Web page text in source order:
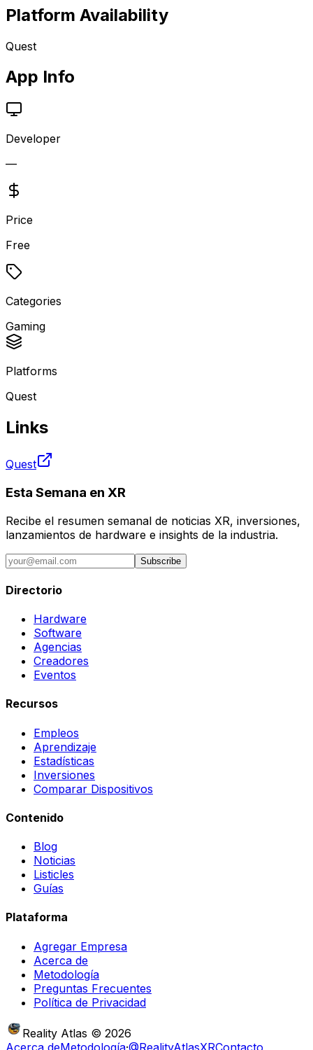
Platform Availability
Quest
App Info
Developer
—
Price
Free
Categories
Gaming
Platforms
Quest
Links
Quest
Esta Semana en XR
Recibe el resumen semanal de noticias XR, inversiones,
lanzamientos de hardware e insights de la industria.
Subscribe
Directorio
Hardware
Software
Agencias
Creadores
Eventos
Recursos
Empleos
Aprendizaje
Estadísticas
Inversiones
Comparar Dispositivos
Contenido
Blog
Noticias
Listicles
Guías
Plataforma
Agregar Empresa
Acerca de
Metodología
Preguntas Frecuentes
Política de Privacidad
Reality Atlas © 2026
Acerca deMetodología·@RealityAtlasXRContacto